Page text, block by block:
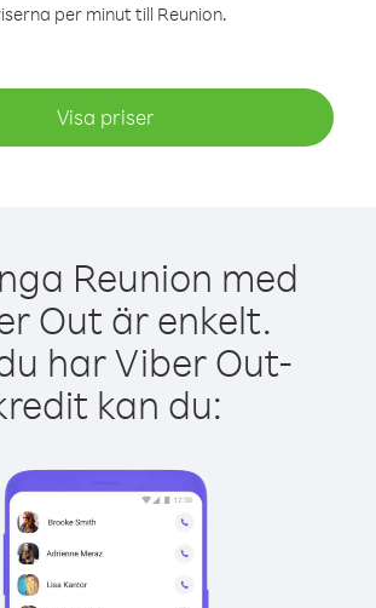
per minut till Reunion.
Visa priser
Reunion med
Out är enkelt.
har Viber Out-
kan du: